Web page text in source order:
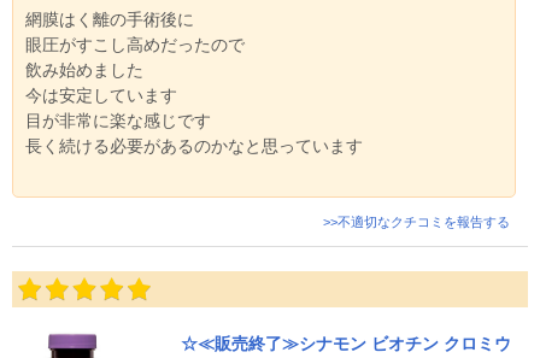
網膜はく離の手術後に
眼圧がすこし高めだったので
飲み始めました
今は安定しています
目が非常に楽な感じです
長く続ける必要があるのかなと思っています
>>不適切なクチコミを報告する
☆≪販売終了≫シナモン ビオチン クロミウ